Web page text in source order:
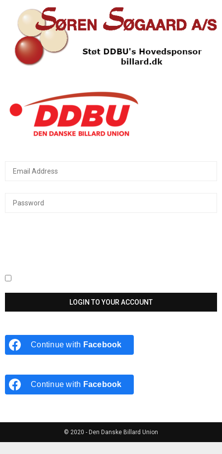
Continue with Facebook
Continue with Facebook
© 2020 - Den Danske Billard Union